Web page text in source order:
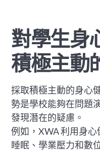
對學生身
積極主動
採取積極主動的身心
勢是學校能夠在問題
發現潛在的疑慮。
例如，XWA 利用身
睡眠、學業壓力和數